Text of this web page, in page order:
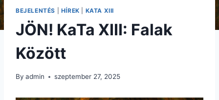
BEJELENTÉS HÍREK KATA XIII
JÖN! KaTa XIII: Falak
Között
By admin szeptember 27, 2025